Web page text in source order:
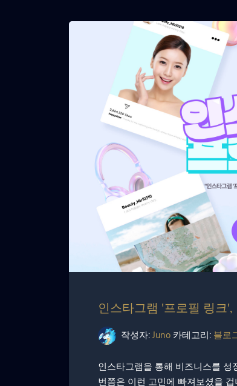
인스타그램 '프로필 링크
작성자: Juno 카테고리: 블로
인스타그램을 통해 비즈니스를
번쯤은 이런 고민에 빠져보셨을